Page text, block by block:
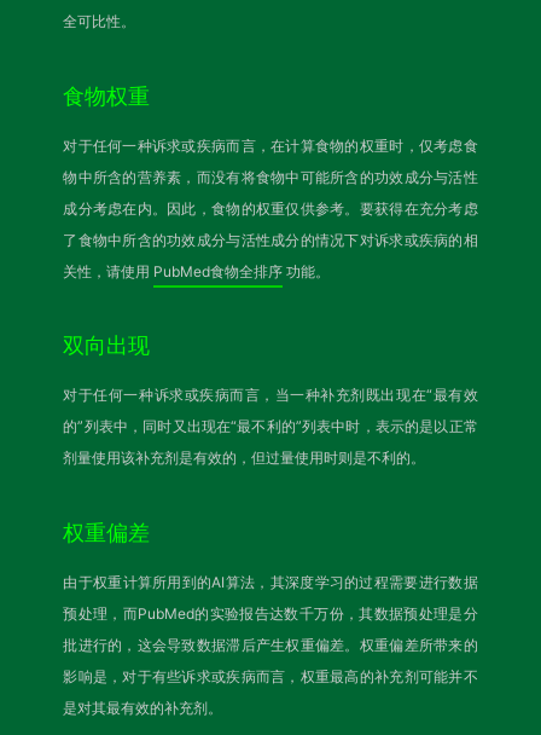
全可比性。
食物权重
对于任何一种诉求或疾病而言，在计算食物的权重时，仅考虑食
物中所含的营养素，而没有将食物中可能所含的功效成分与活性
成分考虑在内。因此，食物的权重仅供参考。要获得在充分考虑
了食物中所含的功效成分与活性成分的情况下对诉求或疾病的相
关性，请使用 PubMed食物全排序 功能。
双向出现
对于任何一种诉求或疾病而言，当一种补充剂既出现在“最有效
的”列表中，同时又出现在“最不利的”列表中时，表示的是以正常
剂量使用该补充剂是有效的，但过量使用时则是不利的。
权重偏差
由于权重计算所用到的AI算法，其深度学习的过程需要进行数据
预处理，而PubMed的实验报告达数千万份，其数据预处理是分
批进行的，这会导致数据滞后产生权重偏差。权重偏差所带来的
影响是，对于有些诉求或疾病而言，权重最高的补充剂可能并不
是对其最有效的补充剂。